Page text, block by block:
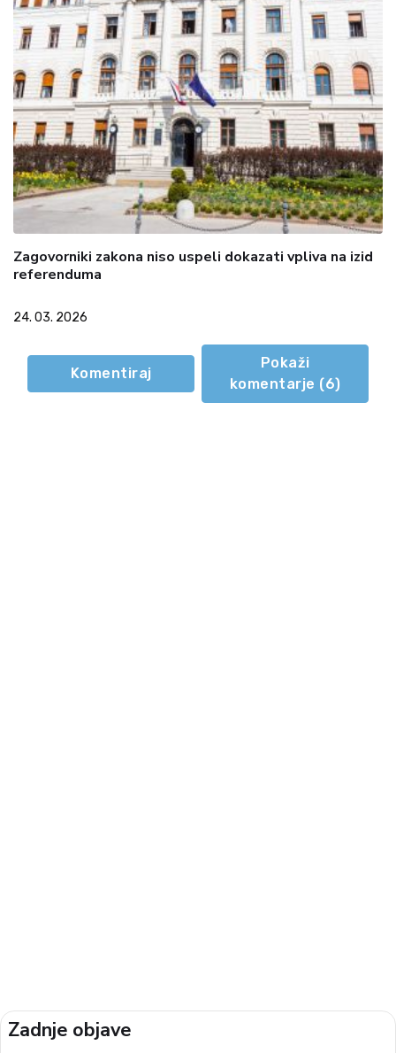
Zagovorniki zakona niso uspeli dokazati vpliva na izid
referenduma
24. 03. 2026
Komentiraj
Pokaži
komentarje (6)
Zadnje objave